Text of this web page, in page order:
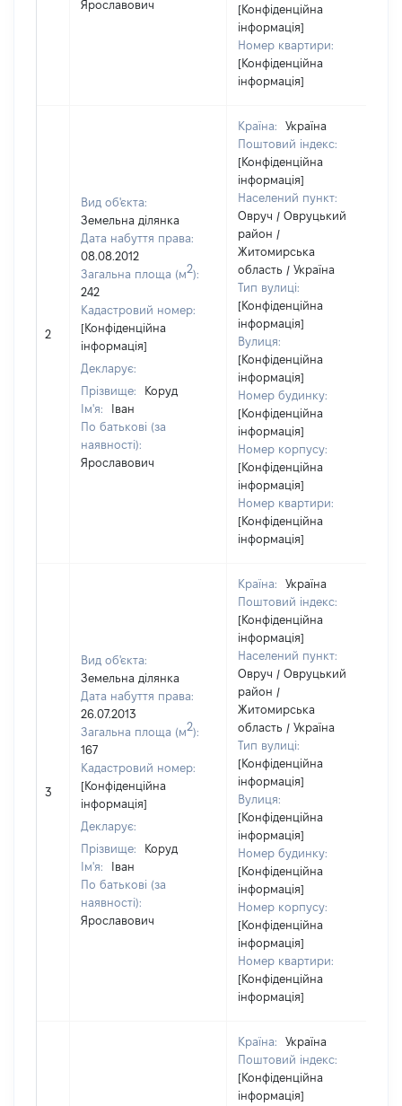
Ярославович
[Конфіденційна
інформація]
Номер квартири:
[Конфіденційна
інформація]
2
Вид об'єкта:
Земельна ділянка
Дата набуття права:
08.08.2012
Загальна площа (м2):
242
Кадастровий номер:
[Конфіденційна
інформація]
Декларує:
Прізвище:
Коруд
Ім'я:
Іван
По батькові (за
наявності):
Ярославович
Країна:
Україна
Поштовий індекс:
[Конфіденційна
інформація]
Населений пункт:
Овруч / Овруцький
район /
Житомирська
область / Україна
Тип вулиці:
[Конфіденційна
інформація]
Вулиця:
[Конфіденційна
інформація]
Номер будинку:
[Конфіденційна
інформація]
Номер корпусу:
[Конфіденційна
інформація]
Номер квартири:
[Конфіденційна
інформація]
3
Вид об'єкта:
Земельна ділянка
Дата набуття права:
26.07.2013
Загальна площа (м2):
167
Кадастровий номер:
[Конфіденційна
інформація]
Декларує:
Прізвище:
Коруд
Ім'я:
Іван
По батькові (за
наявності):
Ярославович
Країна:
Україна
Поштовий індекс:
[Конфіденційна
інформація]
Населений пункт:
Овруч / Овруцький
район /
Житомирська
область / Україна
Тип вулиці:
[Конфіденційна
інформація]
Вулиця:
[Конфіденційна
інформація]
Номер будинку:
[Конфіденційна
інформація]
Номер корпусу:
[Конфіденційна
інформація]
Номер квартири:
[Конфіденційна
інформація]
Країна:
Україна
Поштовий індекс:
[Конфіденційна
інформація]